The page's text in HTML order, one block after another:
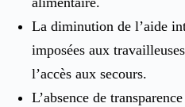
La diminution de l’aide
imposées aux
l’accès aux secours.
L’absence de